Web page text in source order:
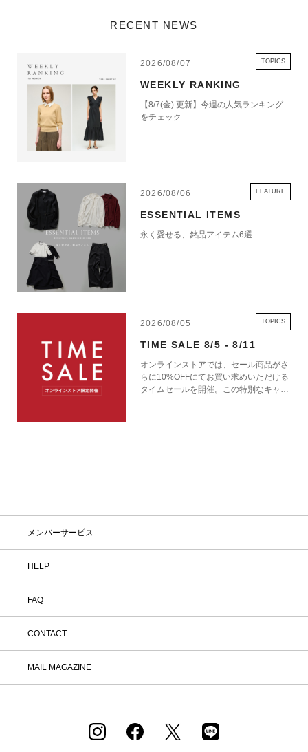
RECENT NEWS
2026/08/07 TOPICS
WEEKLY RANKING
【8/7(金) 更新】今週の人気ランキング
をチェック
2026/08/06 FEATURE
ESSENTIAL ITEMS
永く愛せる、銘品アイテム6選
2026/08/05 TOPICS
TIME SALE 8/5 - 8/11
オンラインストアでは、セール商品がさ
らに10%OFFにてお買い求めいただける
タイムセールを開催。この特別なキャン
メンバーサービス
HELP
FAQ
CONTACT
MAIL MAGAZINE